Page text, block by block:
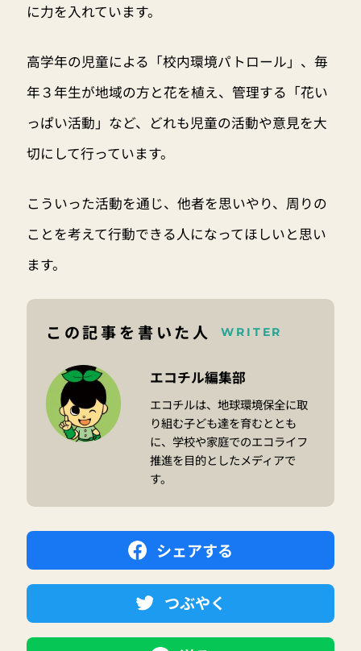
に力を入れています。
高学年の児童による「校内環境パトロール」、毎
年３年生が地域の方と花を植え、管理する「花い
っぱい活動」など、どれも児童の活動や意見を大
切にして行っています。
こういった活動を通じ、他者を思いやり、周りの
ことを考えて行動できる人になってほしいと思い
ます。
この記事を書いた人 WRITER
エコチル編集部
エコチルは、地球環境保全に取
り組む子ども達を育むととも
に、学校や家庭でのエコライフ
推進を目的としたメディアで
す。
シェアする
つぶやく